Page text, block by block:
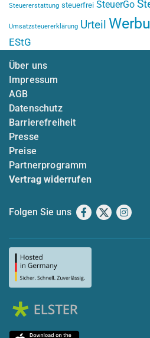
Steuererstattung steuerfrei SteuerGo
Umsatzsteuererklärung Urteil
EStG
Über uns
Impressum
AGB
Datenschutz
Barrierefreiheit
Presse
Preise
Partnerprogramm
Vertrag widerrufen
Folgen Sie uns Facebook
X